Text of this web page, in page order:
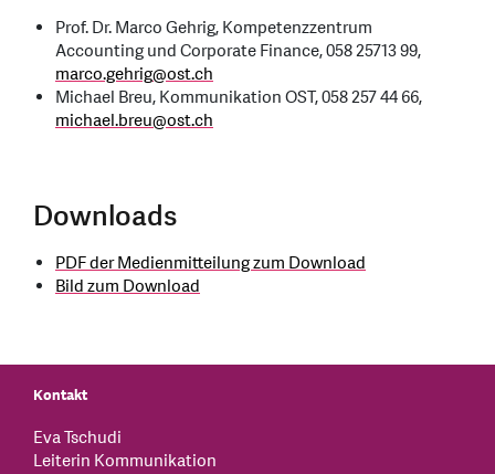
Prof. Dr. Marco Gehrig, Kompetenzzentrum
Accounting und Corporate Finance, 058 25713 99,
marco.gehrig@ost.ch
Michael Breu, Kommunikation OST, 058 257 44 66,
michael.breu@ost.ch
Downloads
PDF der Medienmitteilung zum Download
Bild zum Download
Kontakt
Eva Tschudi
Leiterin Kommunikation